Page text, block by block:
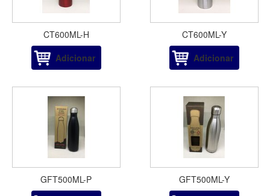
CT600ML-H
Adicionar
CT600ML-Y
Adicionar
GFT500ML-P
GFT500ML-Y